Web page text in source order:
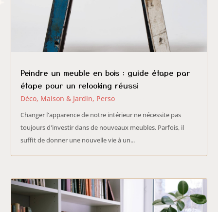
Peindre un meuble en bois : guide étape par
étape pour un relooking réussi
Déco, Maison & Jardin, Perso
Changer l'apparence de notre intérieur ne nécessite pas
toujours d'investir dans de nouveaux meubles. Parfois, il
suffit de donner une nouvelle vie à un...